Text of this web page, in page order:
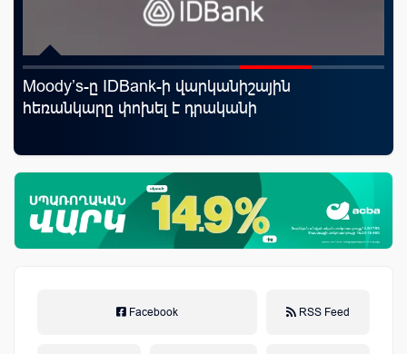
Moody’s-ը IDBank-ի վարկանիշային
հեռանկարը փոխել է դրականի
Facebook RSS Feed